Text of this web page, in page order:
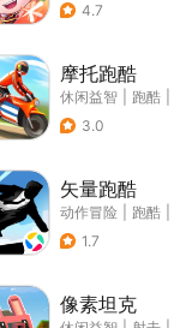
4.7
摩托跑酷
休闲益智 跑酷
3.0
矢量跑酷
动作冒险 跑酷
1.7
像素坦克